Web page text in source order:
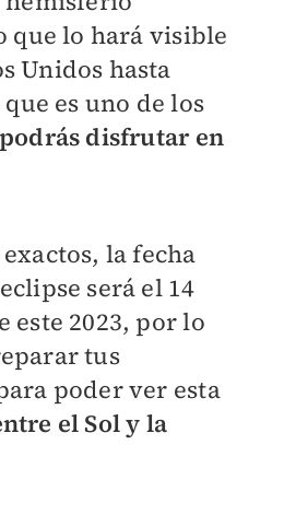
que lo hará visible
Unidos hasta
es uno de los
disfrutar en
la fecha
será el 14
este 2023, por lo
tus
poder ver esta
el Sol y la